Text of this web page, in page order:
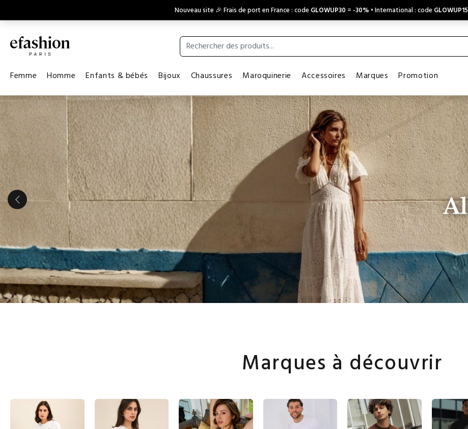
Nouveau site 🎉 Frais de port en France : code GLOWUP30 = -30% • International : code GLOWUP15
Femme Homme Enfants & bébés Bijoux Chaussures Maroquinerie Accessoires Marques Promotion
Marques à découvrir